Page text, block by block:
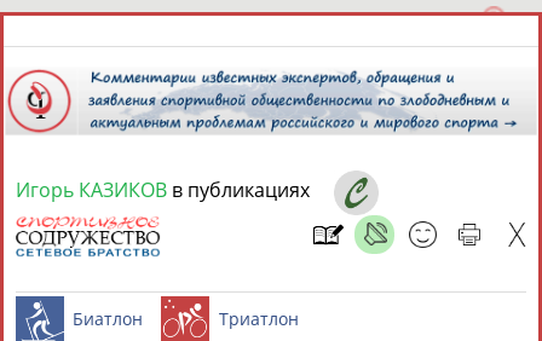
8 августа 2026 года,
СПОРТСМЕНЫ, ТРЕНЕРЫ И СПЕЦИАЛИСТЫ
Игорь КАЗИКОВ в публикациях